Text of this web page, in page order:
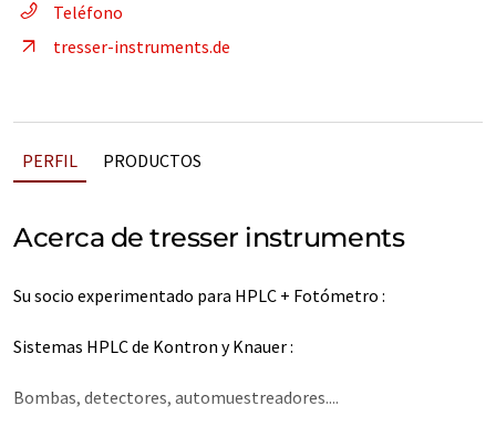
Teléfono
tresser-instruments.de
PERFIL PRODUCTOS
Acerca de tresser instruments
Su socio experimentado para HPLC + Fotómetro :
Sistemas HPLC de Kontron y Knauer :
Bombas, detectores, automuestreadores....